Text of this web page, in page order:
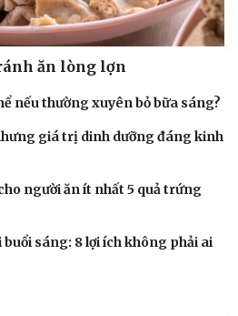
ăn lòng lợn
nếu thường xuyên bỏ bữa sáng?
giá trị dinh dưỡng đáng kinh
người ăn ít nhất 5 quả trứng
sáng: 8 lợi ích không phải ai